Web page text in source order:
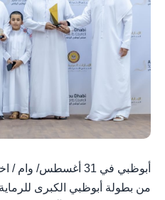
أبوظبي في 31 أغسطس/
من بطولة أبوظبي الكبرى